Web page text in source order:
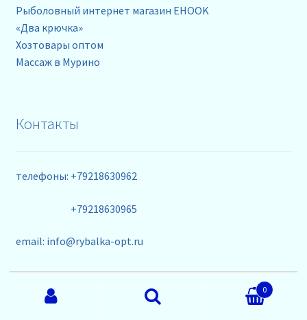
Рыболовный интернет магазин EHOOK
«Два крючка»
Хозтовары оптом
Массаж в Мурино
Контакты
телефоны: +79218630962
+79218630965
email: info@rybalka-opt.ru
0